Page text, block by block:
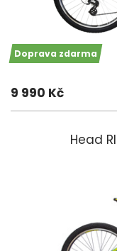
Doprava zdarma
9 990 Kč
Head